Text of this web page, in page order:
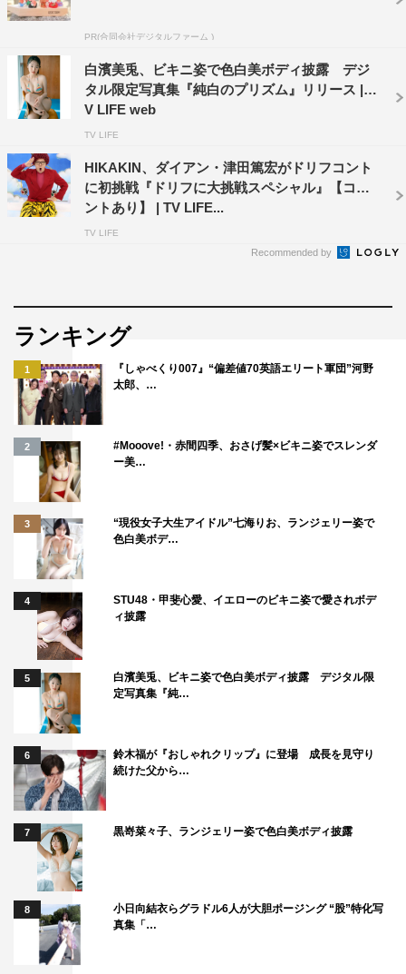
PR(合同会社デジタルファーム )
白濱美兎、ビキニ姿で色白美ボディ披露 デジ
タル限定写真集『純白のプリズム』リリース | T
V LIFE web
TV LIFE
HIKAKIN、ダイアン・津田篤宏がドリフコント
に初挑戦『ドリフに大挑戦スペシャル』【コメ
ントあり】 | TV LIFE...
TV LIFE
Recommended by
ランキング
1
『しゃべくり007』“偏差値70英語エリート軍団”河野
太郎、…
2
#Mooove!・赤間四季、おさげ髪×ビキニ姿でスレンダ
ー美…
3
“現役女子大生アイドル”七海りお、ランジェリー姿で
色白美ボデ…
4
STU48・甲斐心愛、イエローのビキニ姿で愛されボデ
ィ披露
5
白濱美兎、ビキニ姿で色白美ボディ披露 デジタル限
定写真集『純…
6
鈴木福が『おしゃれクリップ』に登場 成長を見守り
続けた父から…
7 黒嵜菜々子、ランジェリー姿で色白美ボディ披露
8
小日向結衣らグラドル6人が大胆ポージング “股”特化写
真集「…